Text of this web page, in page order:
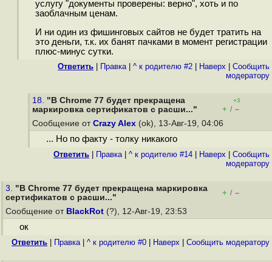
услугу "документы проверены: верно", хоть и по
заоблачным ценам.
И ни один из фишинговых сайтов не будет тратить на
это деньги, т.к. их банят пачками в момент регистрации
плюс-минус сутки.
Ответить Правка| ^ к родителю #2 Наверх
Cообщить
модератору
18. "В Chrome 77 будет прекращена
маркировка сертификатов с расши..."
+3
+ / –
Сообщение от Crazy Alex (ok), 13-Авг-19, 04:06
... Но по факту - толку никакого
Ответить Правка| ^ к родителю #14 Наверх
Cообщить
модератору
3. "В Chrome 77 будет прекращена маркировка
сертификатов с расши..."
+ / –
Сообщение от BlackRot (?), 12-Авг-19, 23:53
ок
Ответить Правка| ^ к родителю #0 Наверх Cообщить модератору